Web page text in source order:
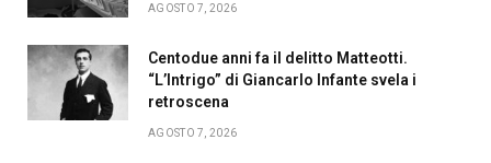
AGOSTO 7, 2026
Centodue anni fa il delitto Matteotti.
“L’Intrigo” di Giancarlo Infante svela i
retroscena
AGOSTO 7, 2026